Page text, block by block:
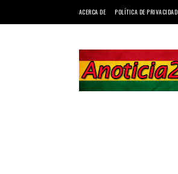
ACERCA DE POLÍTICA DE PRIVACIDAD